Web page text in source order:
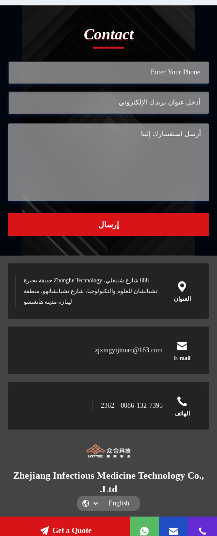
Contact
إرسال
العنوان
888 شارع شينغلي، Zhonghe Technology حديقة بحيرة
تشيانشان للعلوم والتكنولوجيا، شارع تشيانشانهو، منطقة
لينان، مدينة هانغتشو
E-mail
zjxingyijituan@163.com
الهاتف
0086-132-7395 - 2362
Zhejiang Infectious Medicine Technology Co.,
Ltd.
Zhejiang Infectious Medicine Technology Co., Ltd.
Get a Quote